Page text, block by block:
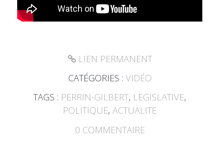
LIEN PERMANENT
CATÉGORIES : VIDÉO
TAGS : PERRIN-GILBERT, LEGISLATIVE,
POLITIQUE,ACTUALITE
0 COMMENTAIRE